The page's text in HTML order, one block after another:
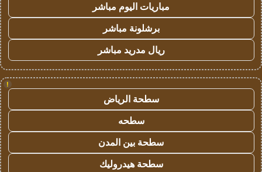
مباريات اليوم مباشر
برشلونة مباشر
ريال مدريد مباشر
!
سطحة الرياض
سطحه
سطحة بين المدن
سطحة هيدروليك